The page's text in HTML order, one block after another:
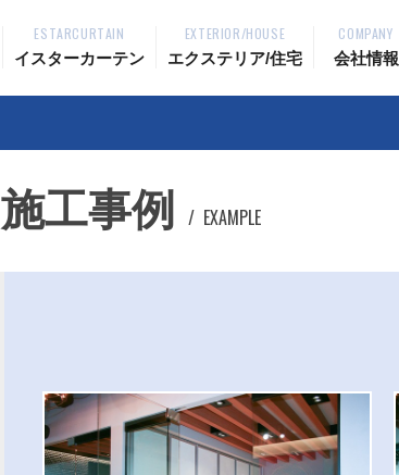
ESTARCURTAIN
イスターカーテン
EXTERIOR/HOUSE
エクステリア/住宅
COMPANY
会社情報
施工事例 EXAMPLE